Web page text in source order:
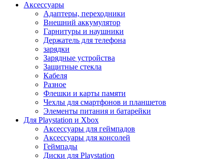
Аксессуары
Адаптеры, переходники
Внешний аккумулятор
Гарнитуры и наушники
Держатель для телефона
зарядки
Зарядные устройства
Защитные стекла
Кабеля
Разное
Флешки и карты памяти
Чехлы для смартфонов и планшетов
Элементы питания и батарейки
Для Playstation и Xbox
Аксессуары для геймпадов
Аксессуары для консолей
Геймпады
Диски для Playstation